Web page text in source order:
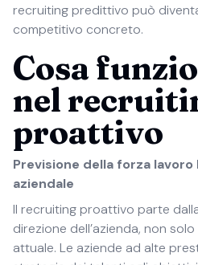
recruiting predittivo può
competitivo concreto.
Cosa
nel
proattivo
Previsione della forza
aziendale
Il recruiting proattivo parte
direzione dell’azienda, non
attuale. Le aziende ad alte